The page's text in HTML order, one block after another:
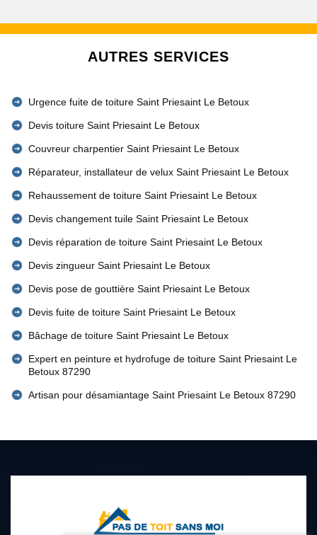
AUTRES SERVICES
Urgence fuite de toiture Saint Priesaint Le Betoux
Devis toiture Saint Priesaint Le Betoux
Couvreur charpentier Saint Priesaint Le Betoux
Réparateur, installateur de velux Saint Priesaint Le Betoux
Rehaussement de toiture Saint Priesaint Le Betoux
Devis changement tuile Saint Priesaint Le Betoux
Devis réparation de toiture Saint Priesaint Le Betoux
Devis zingueur Saint Priesaint Le Betoux
Devis pose de gouttière Saint Priesaint Le Betoux
Devis fuite de toiture Saint Priesaint Le Betoux
Bâchage de toiture Saint Priesaint Le Betoux
Expert en peinture et hydrofuge de toiture Saint Priesaint Le
Betoux 87290
Artisan pour désamiantage Saint Priesaint Le Betoux 87290